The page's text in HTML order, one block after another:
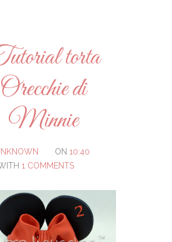
torta
Orecchie di
Minnie
ON 10:40
1 COMMENTS